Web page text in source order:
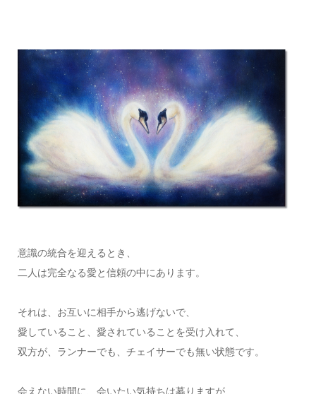
意識の統合を迎えるとき、
二人は完全なる愛と信頼の中にあります。
それは、お互いに相手から逃げないで、
愛していること、愛されていることを受け入れて、
双方が、ランナーでも、チェイサーでも無い状態です。
会えない時間に、会いたい気持ちは募りますが、